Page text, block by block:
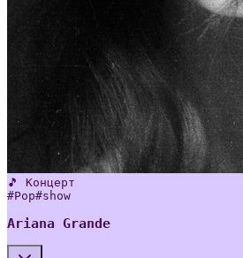
🎵 Концерт
#Pop#show
Ariana Grande